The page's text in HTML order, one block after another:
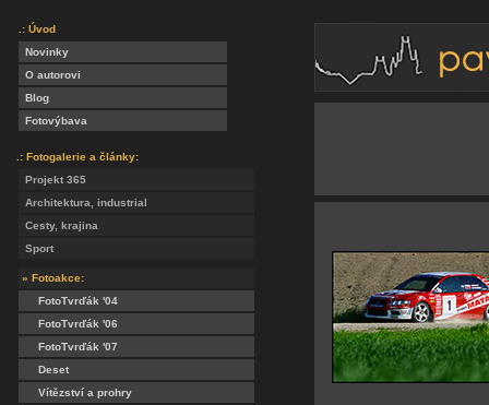
.: Úvod
Novinky
O autorovi
Blog
Fotovýbava
.: Fotogalerie a články:
Projekt 365
Architektura, industrial
Cesty, krajina
Sport
» Fotoakce:
FotoTvrďák '04
FotoTvrďák '06
FotoTvrďák '07
Deset
Vítězství a prohry